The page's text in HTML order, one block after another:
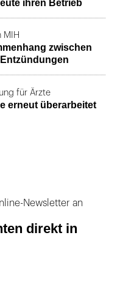
ihren Betrieb
MIH
zwischen
für Ärzte
erneut überarbeitet
Newsletter an
direkt in